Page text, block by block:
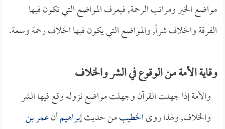
مواضع الخير ومراتب الرحمة, فيعرف المواضع التي تكون فيها
الفرقة والخلاف شراً, والمواضع التي يكون فيها الخلاف رحمة وسعة.
وقاية الأمة من الوقوع في الشر والخلاف
والأمة إذا جهلت القرآن وجهلت مواضع نزوله وقع فيها الشر
والخلاف, ولهذا روىالخطيبمن حديثإبراهيمأنعمر بن